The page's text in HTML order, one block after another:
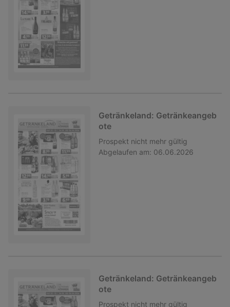
Getränkeland: Getränkeangeb
ote
Prospekt nicht mehr gültig
Abgelaufen am: 06.06.2026
Getränkeland: Getränkeangeb
ote
Prospekt nicht mehr gültig